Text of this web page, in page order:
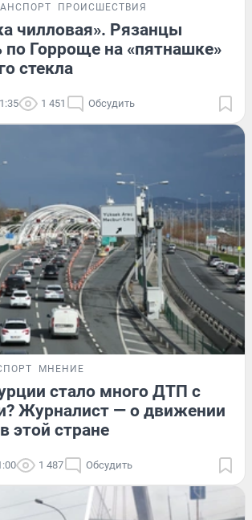
ПРОИСШЕСТВИЯ
чилловая». Рязанцы
по Горроще на «пятнашке»
стекла
1 451 Обсудить
МНЕНИЕ
стало много ДТП с
Журналист — о движении
этой стране
1 487 Обсудить